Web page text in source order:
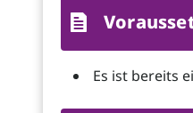
Es ist bereits